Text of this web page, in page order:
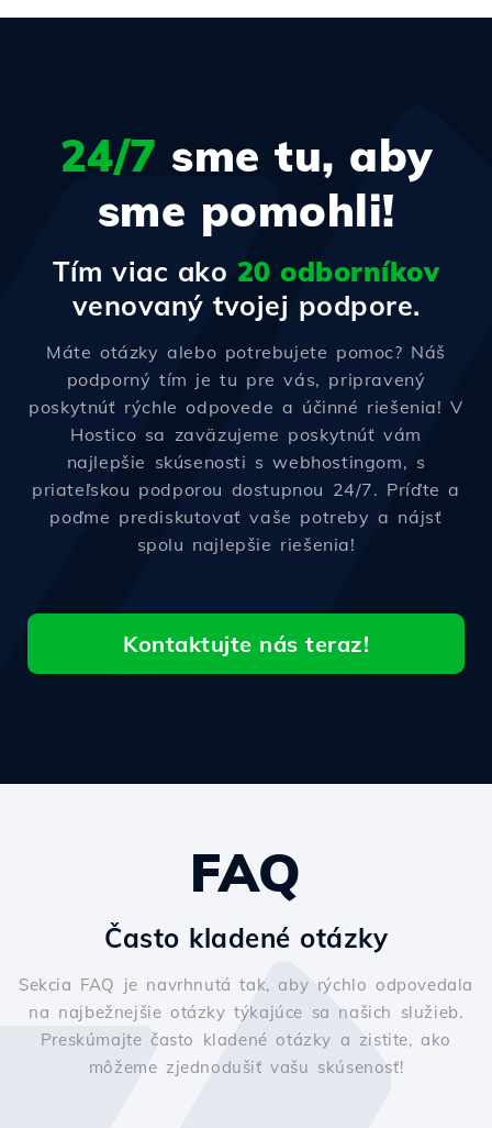
24/7 sme tu, aby
sme pomohli!
Tím viac ako 20 odborníkov
venovaný tvojej podpore.
Máte otázky alebo potrebujete pomoc? Náš
podporný tím je tu pre vás, pripravený
poskytnúť rýchle odpovede a účinné riešenia! V
Hostico sa zaväzujeme poskytnúť vám
najlepšie skúsenosti s webhostingom, s
priateľskou podporou dostupnou 24/7. Príďte a
poďme prediskutovať vaše potreby a nájsť
spolu najlepšie riešenia!
Kontaktujte nás teraz!
FAQ
Často kladené otázky
Sekcia FAQ je navrhnutá tak, aby rýchlo odpovedala
na najbežnejšie otázky týkajúce sa našich služieb.
Preskúmajte často kladené otázky a zistite, ako
môžeme zjednodušiť vašu skúsenosť!